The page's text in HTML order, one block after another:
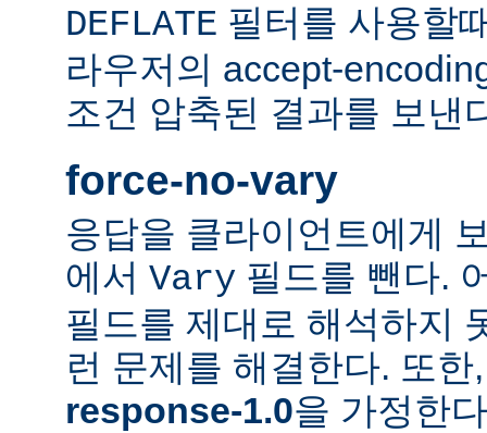
DEFLATE 필터를 사용할
라우저의 accept-
조건 압축된 결과를 보낸
force-no-vary
응답을 클라이언트에게
에서 Vary 필드를 뺀다.
필드를 제대로 해석하지
런 문제를 해결한다. 또
response-1.0을 가정한